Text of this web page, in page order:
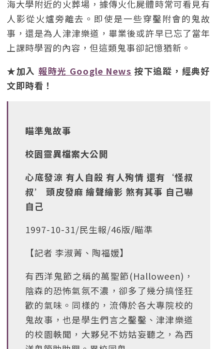
海大學附近的火葬場，據傳火化屍體時常可看見有
人影從火爐旁離去。即使是一些穿鑿附會的鬼故
事，還是為人津津樂道，畢業後或許早已忘了當年
上課時學習的內容，但這類鬼事卻記憶猶新。
★加入 報時光 Google News 按下追蹤，經典好
文即時看！
瞄準鬼故事
校園靈異檔案大公開
心底發涼 有人自殺 有人殉情 還有‘怪叔
叔’ 頭皮發麻 繪聲繪影 煞有其事 自己嚇
自己
1997-10-31/民生報/46版/瞄準
【記者 李淑菁、陶福媛】
有西洋鬼節之稱的萬聖節(Halloween)，
陰森的恐怖氣氛不濃，卻多了幾分搞怪狂
歡的氣味。同樣的，流傳於各大專院校的
鬼故事，也是學生們言之鑿鑿、津津樂道
的校園軼聞，大夥兒不妨姑妄聽之，為西